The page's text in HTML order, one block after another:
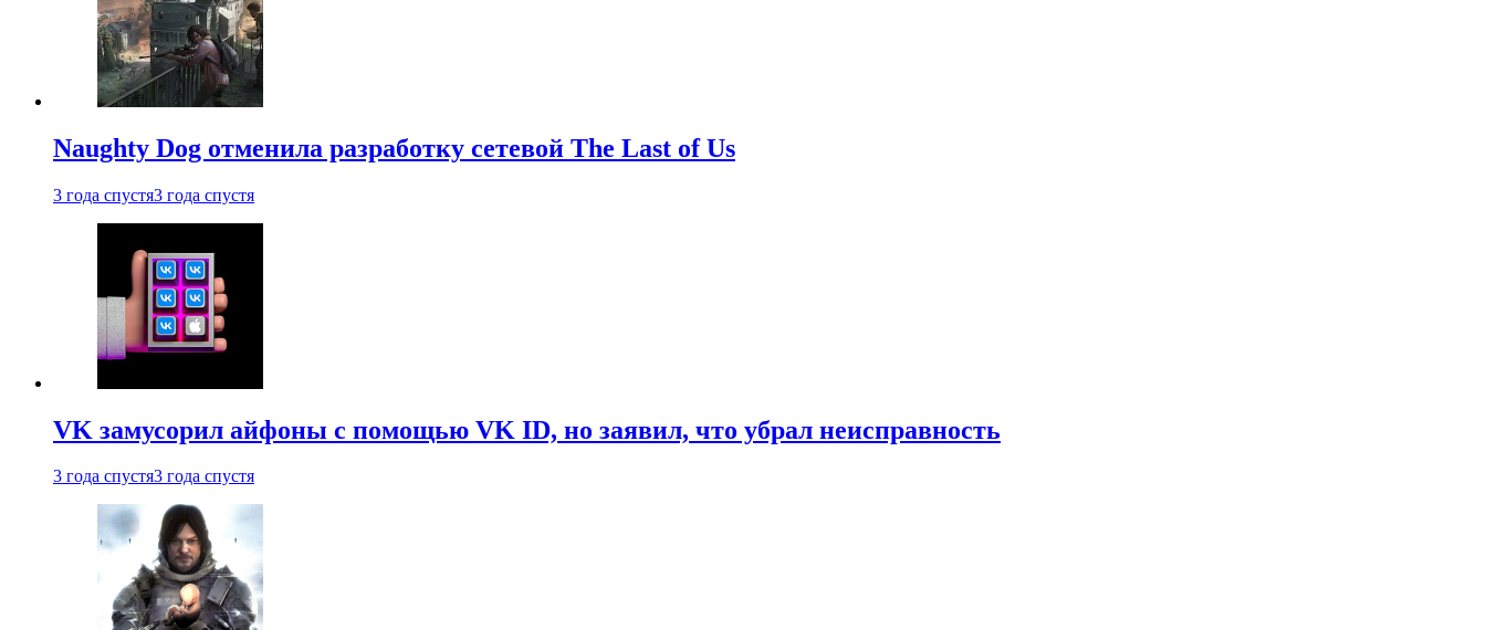
Naughty Dog отменила разработку сетевой The Last of Us
3 года спустя3 года спустя
VK замусорил айфоны с помощью VK ID, но заявил, что убрал неисправность
3 года спустя3 года спустя